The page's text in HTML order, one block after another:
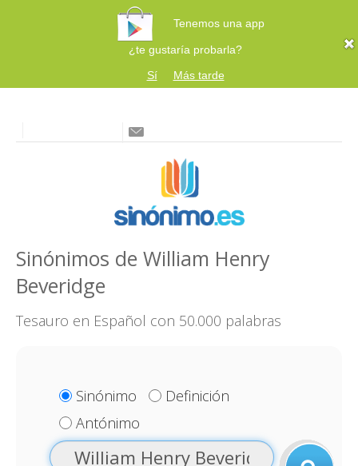
Tenemos una app
¿te gustaría probarla?
Sí
Más tarde
Sinónimos de William Henry
Beveridge
Tesauro en Español con 50.000 palabras
Sinónimo
Definición
Antónimo